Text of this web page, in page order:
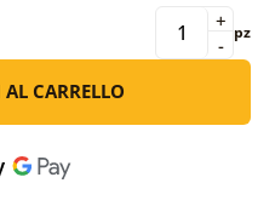
-
+ pz
CARRELLO